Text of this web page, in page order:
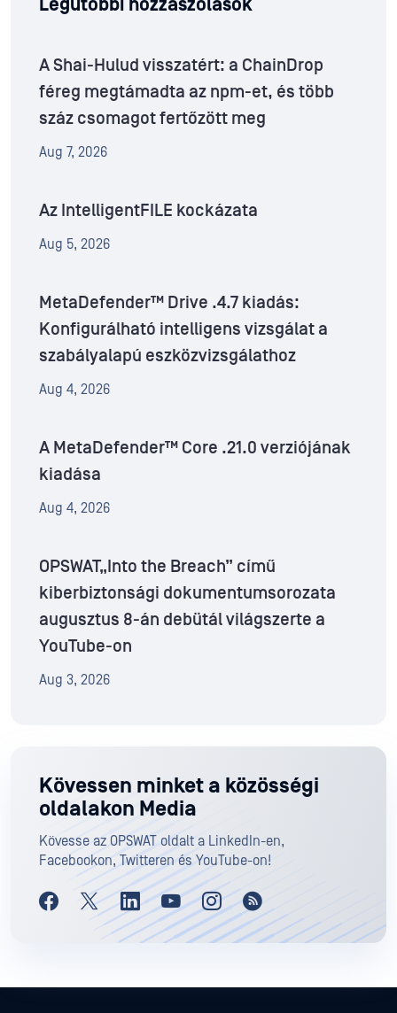
Legutóbbi hozzászólások
A Shai-Hulud visszatért: a ChainDrop
féreg megtámadta az npm-et, és több
száz csomagot fertőzött meg
Aug 7, 2026
Az IntelligentFILE kockázata
Aug 5, 2026
MetaDefender™ Drive .4.7 kiadás:
Konfigurálható intelligens vizsgálat a
szabályalapú eszközvizsgálathoz
Aug 4, 2026
A MetaDefender™ Core .21.0 verziójának
kiadása
Aug 4, 2026
OPSWAT„Into the Breach” című
kiberbiztonsági dokumentumsorozata
augusztus 8-án debütál világszerte a
YouTube-on
Aug 3, 2026
Kövessen minket a közösségi
oldalakon Media
Kövesse az OPSWAT oldalt a LinkedIn-en,
Facebookon, Twitteren és YouTube-on!